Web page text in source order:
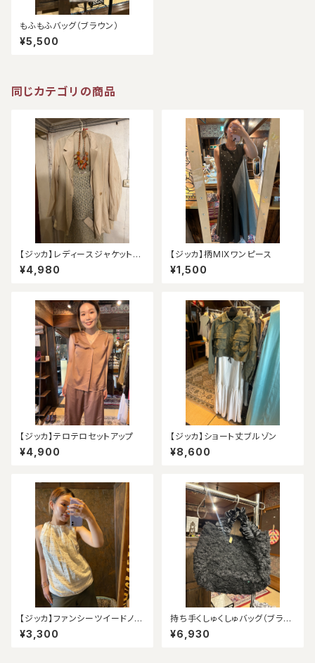
もふもふバッグ（ブラウン）
¥5,500
同じカテゴリの商品
【ジッカ】レディースジャケット
（アウトレット）
¥4,980
【ジッカ】柄MIXワンピース
¥1,500
【ジッカ】テロテロセットアップ
¥4,900
【ジッカ】ショート丈ブルゾン
¥8,600
【ジッカ】ファンシーツイードノー
スリーブ（アウトレット）
¥3,300
持ち手くしゅくしゅバッグ（ブラッ
ク）
¥6,930